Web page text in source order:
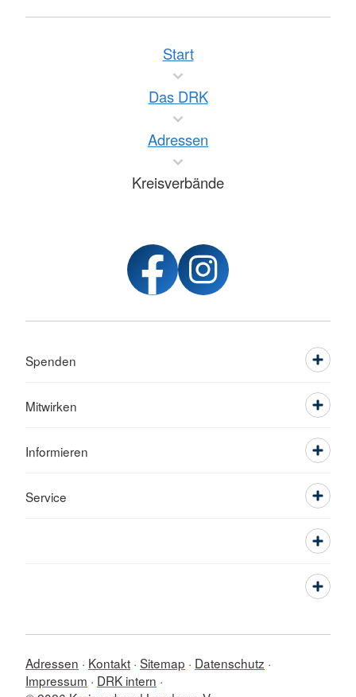
Start
Das DRK
Adressen
Kreisverbände
Spenden
Mitwirken
Informieren
Service
Adressen Kontakt Sitemap
Datenschutz
Impressum
DRK intern